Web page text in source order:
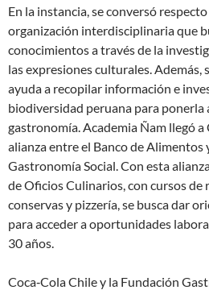
En la instancia, se conversó
organización interdisciplinaria que
conocimientos a través de la
las expresiones culturales.
ayuda a recopilar información e
biodiversidad peruana para ponerla
gastronomía. Academia Ñam llegó a
alianza entre el Banco de Alimentos
Gastronomía Social. Con esta
de Oficios Culinarios, con cursos de
conservas y pizzería, se busca dar
para acceder a oportunidades
30 años.
Coca‑Cola Chile y la Fundación